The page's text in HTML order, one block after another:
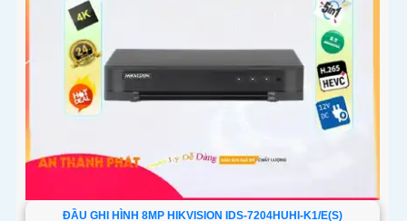
ĐẦU GHI HÌNH 8MP HIKVISION IDS-7204HUHI-K1/E(S)